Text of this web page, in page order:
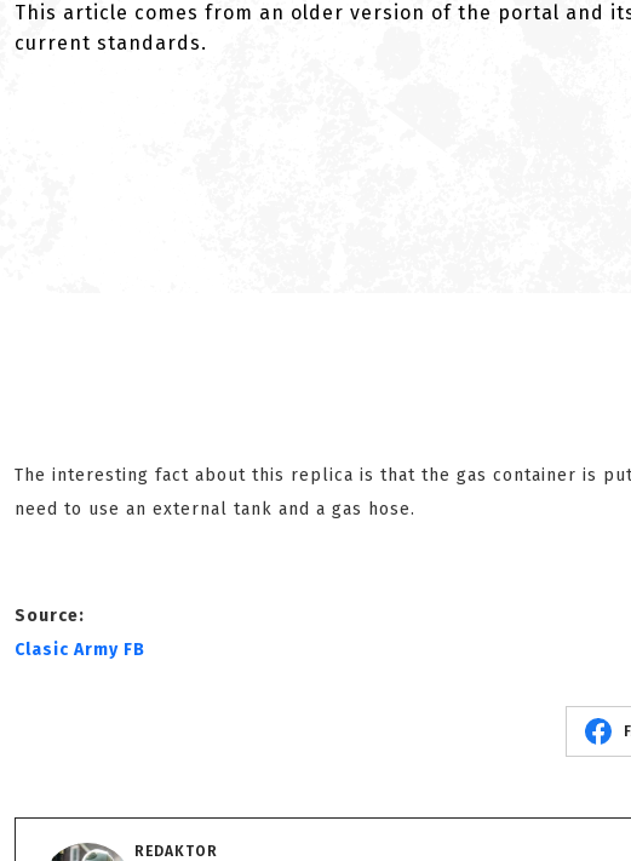
This article comes from an older version of the portal and
current standards.
The interesting fact about this replica is that the gas container is
need to use an external tank and a gas hose.
Source:
Clasic Army FB
REDAKTOR